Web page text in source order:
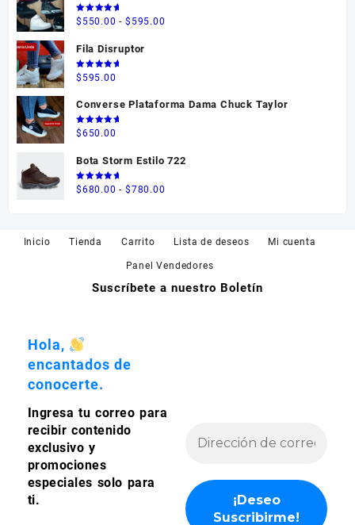
Valorado
en
$ 550.00 - $ 595.00
hasta
Fila Disruptor
Valorado
en 5.00
$ 595.00
Converse Plataforma Dama Chuck Taylor
Valorado
en
$650.00
Bota Storm Estilo 722
Valorado
en 5.00
$680.00 - $780.00
desde
hasta
$780.00
Inicio Tienda Carrito Lista de deseos Mi cuenta
Panel Vendedores
Suscríbete a nuestro Boletín
Hola,
encantados de
conocerte.
Ingresa tu correo para
recibir contenido
exclusivo y
promociones
especiales solo para
ti.